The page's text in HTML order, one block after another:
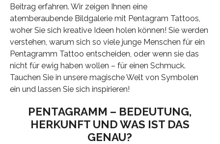
Beitrag erfahren. Wir zeigen Ihnen eine
atemberaubende Bildgalerie mit Pentagram Tattoos,
woher Sie sich kreative Ideen holen können! Sie werden
verstehen, warum sich so viele junge Menschen für ein
Pentagramm Tattoo entscheiden, oder wenn sie das
nicht für ewig haben wollen – für einen Schmuck.
Tauchen Sie in unsere magische Welt von Symbolen
ein und lassen Sie sich inspirieren!
PENTAGRAMM – BEDEUTUNG,
HERKUNFT UND WAS IST DAS
GENAU?